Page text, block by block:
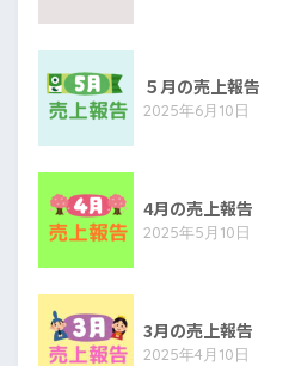
５月の売上報告
2025年6月10日
4月の売上報告
2025年5月10日
3月の売上報告
2025年4月10日